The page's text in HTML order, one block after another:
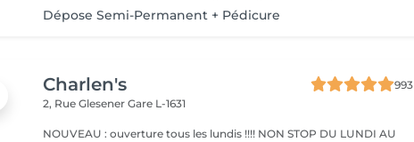
Dépose Semi-Permanent + Pédicure
Charlen's
993
2, Rue GlesenerGare L-1631
NOUVEAU : ouverture tous les lundis !!!! NON STOP DU LUNDI AU